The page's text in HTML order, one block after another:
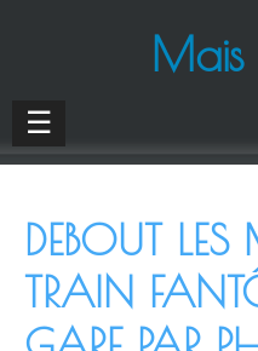
Mais
☰
DEBOUT LES
TRAIN